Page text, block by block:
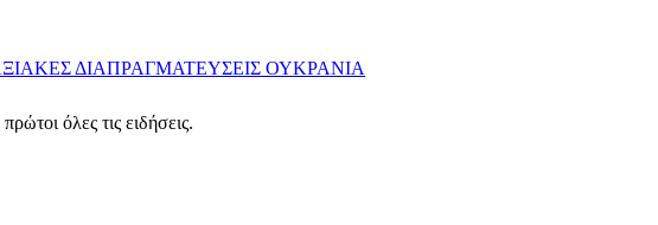
ΔΙΑΠΡΑΓΜΑΤΕΥΣΕΙΣ ΟΥΚΡΑΝΙΑ
όλες τις ειδήσεις.